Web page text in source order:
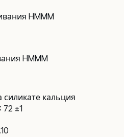
HMMM
HMMM
силикате кальция
±1